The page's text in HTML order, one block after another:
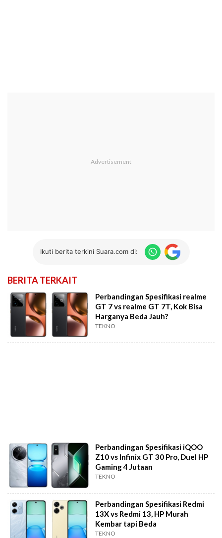
Ikuti berita terkini Suara.com di:
BERITA TERKAIT
Perbandingan Spesifikasi realme
GT 7 vs realme GT 7T, Kok Bisa
Harganya Beda Jauh?
TEKNO
Perbandingan Spesifikasi iQOO
Z10 vs Infinix GT 30 Pro, Duel HP
Gaming 4 Jutaan
TEKNO
Perbandingan Spesifikasi Redmi
13X vs Redmi 13, HP Murah
Kembar tapi Beda
TEKNO